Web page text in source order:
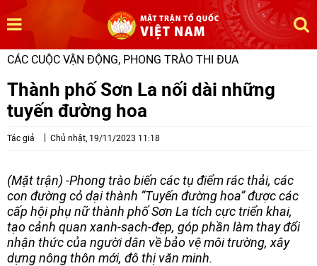
CÁC CUỘC VẬN ĐỘNG, PHONG TRÀO THI ĐUA
Thành phố Sơn La nối dài những
tuyến đường hoa
Tác giả Chủ nhật, 19/11/2023 11:18
(Mặt trận) -Phong trào biến các tụ điểm rác thải, các
con đường cỏ dại thành “Tuyến đường hoa” được các
cấp hội phụ nữ thành phố Sơn La tích cực triển khai,
tạo cảnh quan xanh-sạch-đẹp, góp phần làm thay đổi
nhận thức của người dân về bảo vệ môi trường, xây
dựng nông thôn mới, đô thị văn minh.